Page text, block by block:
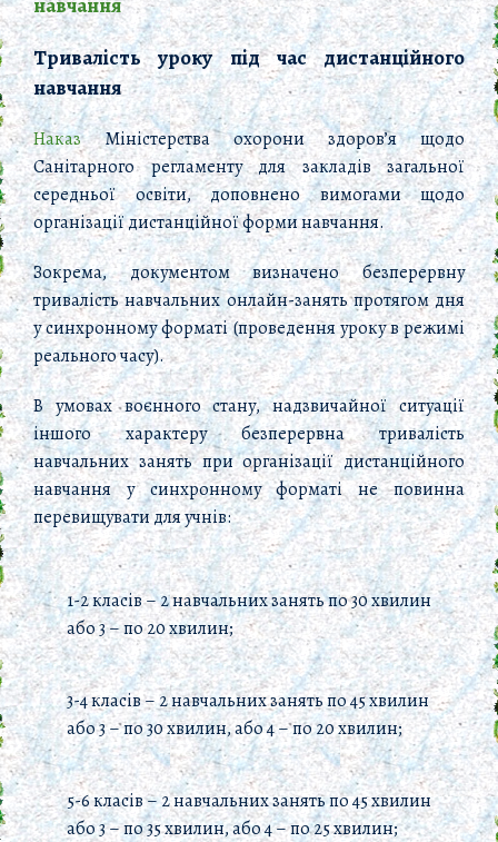
Тривалість уроку під час дистанційного
навчання
НаказМіністерства охорони здоров’я щодо
Санітарного регламенту для закладів загальної
середньої освіти, доповнено вимогами щодо
організації дистанційної форми навчання.
Зокрема, документом визначено безперервну
тривалість навчальних онлайн-занять протягом дня
у синхронному форматі (проведення уроку в режимі
реального часу).
В умовах воєнного стану, надзвичайної ситуації
іншого характеру безперервна тривалість
навчальних занять при організації дистанційного
навчання у синхронному форматі не повинна
перевищувати для учнів:
1-2 класів – 2 навчальних занять по 30 хвилин
або 3 – по 20 хвилин;
3-4 класів – 2 навчальних занять по 45 хвилин
або 3 – по 30 хвилин, або 4 – по 20 хвилин;
5-6 класів – 2 навчальних занять по 45 хвилин
або 3 – по 35 хвилин, або 4 – по 25 хвилин;